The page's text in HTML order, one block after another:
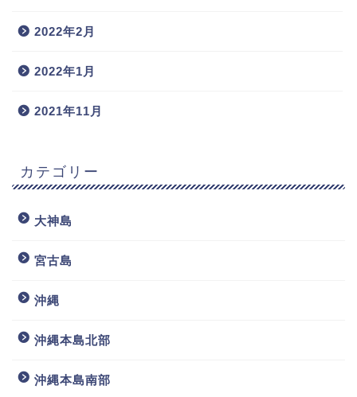
2022年2月
2022年1月
2021年11月
カテゴリー
大神島
宮古島
沖縄
沖縄本島北部
沖縄本島南部